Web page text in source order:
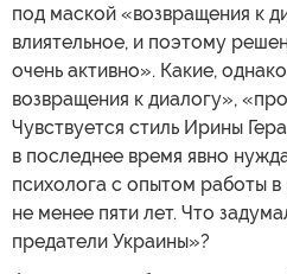
под маской «возвращения к
влиятельное, и поэтому
очень активно». Какие,
возвращения к диалогу»,
Чувствуется стиль Ирины
в последнее время явно
психолога с опытом работы
не менее пяти лет. Что
предатели Украины»?